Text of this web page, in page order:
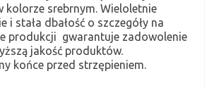
kolorze srebrnym. Wieloletnie
i stała dbałość o szczegóły na
produkcji gwarantuje zadowolenie
jakość produktów.
końce przed strzępieniem.